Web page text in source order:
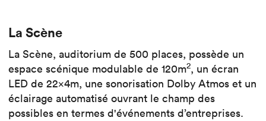
La Scène
La Scène, auditorium de 500 places, possède un
espace scénique modulable de 120m2, un écran
LED de 22x4m, une sonorisation Dolby Atmos et un
éclairage automatisé ouvrant le champ des
possibles en termes d'événements d’entreprises.